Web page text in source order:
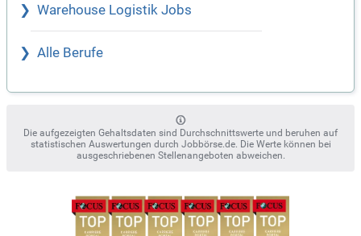
Warehouse Logistik Jobs
Alle Berufe
Die aufgezeigten Gehaltsdaten sind Durchschnittswerte und beruhen auf
statistischen Auswertungen durch Jobbörse.de. Die Werte können bei
ausgeschriebenen Stellenangeboten abweichen.